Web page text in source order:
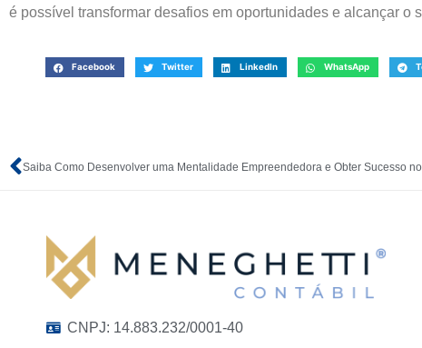
é possível transformar desafios em oportunidades e alcançar o
Facebook Twitter LinkedIn WhatsApp
Saiba Como Desenvolver uma Mentalidade Empreendedora e Obter Sucesso
CNPJ: 14.883.232/0001-40